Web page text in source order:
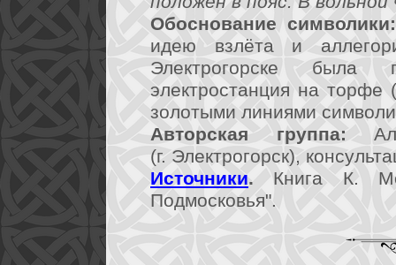
Обоснование символики:
идею взлёта и
Электрогорске
электростанция на торфе
золотыми линиями
Авторская группа:
(г. Электрогорск),
Источники. Книга К.
Подмосковья".